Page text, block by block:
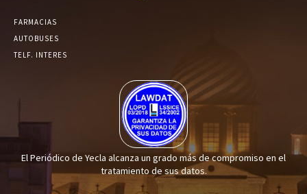
FARMACIAS
AUTOBUSES
TELF. INTERES
El Periódico de Yecla alcanza un grado más de compromiso en el
tratamiento de sus datos.